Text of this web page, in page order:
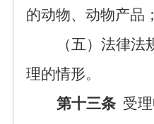
的动物、动物产品；
（五）法律法
理的情形。
第十三条 受